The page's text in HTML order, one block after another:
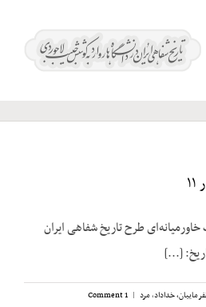
خاورمیانه‌ای طرح تاریخ شفاهی ایران
[...]
خداداد,مرد |
1 Comment